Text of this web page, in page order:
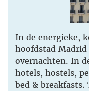
In de energieke,
hoofdstad Madrid
overnachten. In
hotels, hostels,
bed &